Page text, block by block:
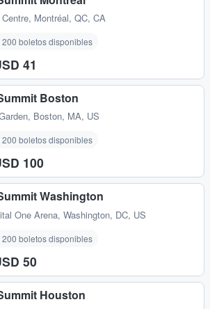
, Montréal, QC, CA
200 boletos disponibles
41
Boston
, Boston, MA, US
200 boletos disponibles
100
Washington
One Arena, Washington, DC, US
200 boletos disponibles
50
Houston